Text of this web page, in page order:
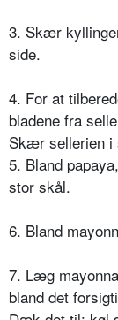
3. Skær
side.
4. For at
bladene fra
Skær sellerien i
5. Bland
stor skål.
6. Bland
7. Læg
bland det